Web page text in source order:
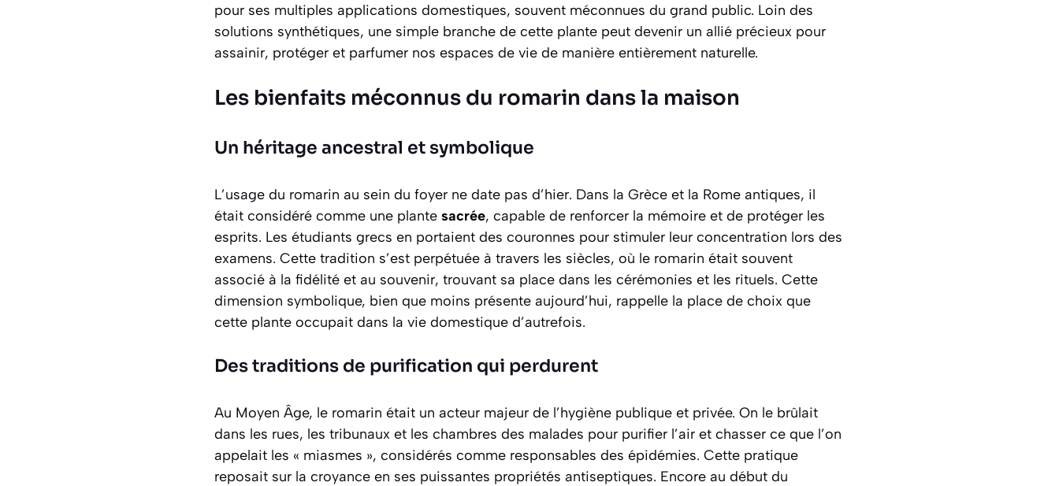
pour ses multiples applications domestiques, souvent méconnues du grand public. Loin des
solutions synthétiques, une simple branche de cette plante peut devenir un allié précieux pour
assainir, protéger et parfumer nos espaces de vie de manière entièrement naturelle.
Les bienfaits méconnus du romarin dans la maison
Un héritage ancestral et symbolique
L’usage du romarin au sein du foyer ne date pas d’hier. Dans la Grèce et la Rome antiques, il
était considéré comme une plante sacrée, capable de renforcer la mémoire et de protéger les
esprits. Les étudiants grecs en portaient des couronnes pour stimuler leur concentration lors des
examens. Cette tradition s’est perpétuée à travers les siècles, où le romarin était souvent
associé à la fidélité et au souvenir, trouvant sa place dans les cérémonies et les rituels. Cette
dimension symbolique, bien que moins présente aujourd’hui, rappelle la place de choix que
cette plante occupait dans la vie domestique d’autrefois.
Des traditions de purification qui perdurent
Au Moyen Âge, le romarin était un acteur majeur de l’hygiène publique et privée. On le brûlait
dans les rues, les tribunaux et les chambres des malades pour purifier l’air et chasser ce que l’on
appelait les « miasmes », considérés comme responsables des épidémies. Cette pratique
reposait sur la croyance en ses puissantes propriétés antiseptiques. Encore au début du